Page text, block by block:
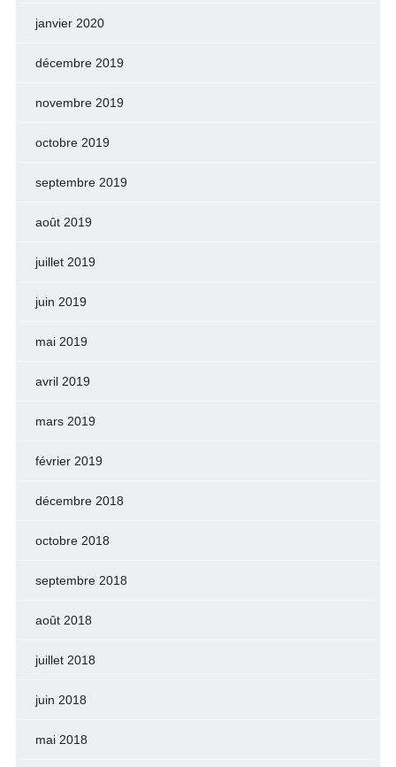
janvier 2020
décembre 2019
novembre 2019
octobre 2019
septembre 2019
août 2019
juillet 2019
juin 2019
mai 2019
avril 2019
mars 2019
février 2019
décembre 2018
octobre 2018
septembre 2018
août 2018
juillet 2018
juin 2018
mai 2018